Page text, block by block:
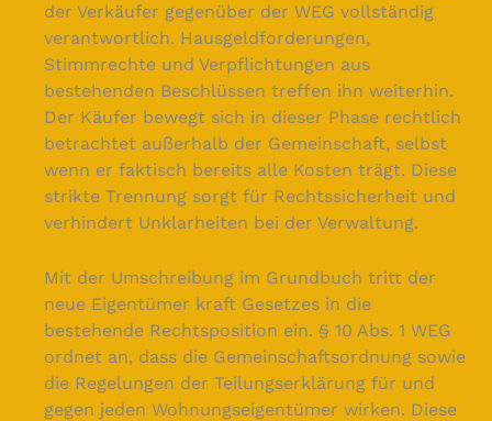
der Verkäufer gegenüber der WEG vollständig
verantwortlich. Hausgeldforderungen,
Stimmrechte und Verpflichtungen aus
bestehenden Beschlüssen treffen ihn weiterhin.
Der Käufer bewegt sich in dieser Phase rechtlich
betrachtet außerhalb der Gemeinschaft, selbst
wenn er faktisch bereits alle Kosten trägt. Diese
strikte Trennung sorgt für Rechtssicherheit und
verhindert Unklarheiten bei der Verwaltung.
Mit der Umschreibung im Grundbuch tritt der
neue Eigentümer kraft Gesetzes in die
bestehende Rechtsposition ein. § 10 Abs. 1 WEG
ordnet an, dass die Gemeinschaftsordnung sowie
die Regelungen der Teilungserklärung für und
gegen jeden Wohnungseigentümer wirken. Diese